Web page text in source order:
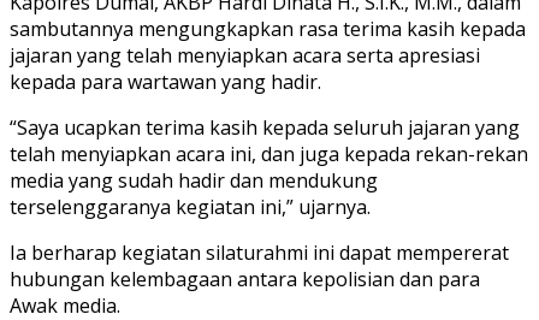
sambutannya mengungkapkan rasa terima kasih kepada
jajaran yang telah menyiapkan acara serta apresiasi
kepada para wartawan yang hadir.
“Saya ucapkan terima kasih kepada seluruh jajaran yang
telah menyiapkan acara ini, dan juga kepada rekan-rekan
media yang sudah hadir dan mendukung
terselenggaranya kegiatan ini,” ujarnya.
Ia berharap kegiatan silaturahmi ini dapat mempererat
hubungan kelembagaan antara kepolisian dan para
Awak media.